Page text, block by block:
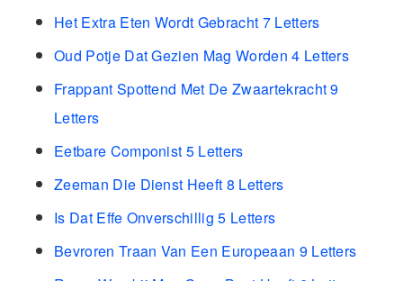
Het Extra Eten Wordt Gebracht 7 Letters
Oud Potje Dat Gezien Mag Worden 4 Letters
Frappant Spottend Met De Zwaartekracht 9
Letters
Eetbare Componist 5 Letters
Zeeman Die Dienst Heeft 8 Letters
Is Dat Effe Onverschillig 5 Letters
Bevroren Traan Van Een Europeaan 9 Letters